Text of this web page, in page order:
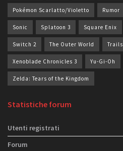
Pokémon Scarlatto/Violetto Rumor
Sonic Splatoon 3 Square Enix
Switch 2 The Outer World Trails
Xenoblade Chronicles 3 Yu-Gi-Oh
Zelda: Tears of the Kingdom
Statistiche forum
Utenti registrati
Forum